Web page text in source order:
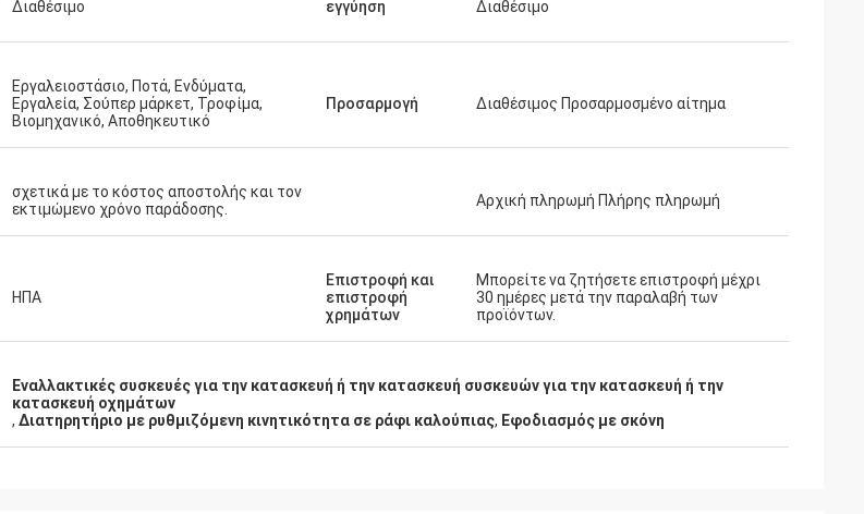
Διαθέσιμο εγγύηση Διαθέσιμο
Εργαλειοστάσιο, Ποτά, Ενδύματα,
Εργαλεία, Σούπερ μάρκετ, Τροφίμα,
Βιομηχανικό, Αποθηκευτικό
Προσαρμογή Διαθέσιμος Προσαρμοσμένο αίτημα
σχετικά με το κόστος αποστολής και τον
εκτιμώμενο χρόνο παράδοσης.
Αρχική πληρωμή Πλήρης πληρωμή
ΗΠΑ
Επιστροφή και
επιστροφή
χρημάτων
Μπορείτε να ζητήσετε επιστροφή μέχρι
30 ημέρες μετά την παραλαβή των
προϊόντων.
Εναλλακτικές συσκευές για την κατασκευή ή την κατασκευή συσκευών για την κατασκευή ή την
κατασκευή οχημάτων
, Διατηρητήριο με ρυθμιζόμενη κινητικότητα σε ράφι καλούπιας, Εφοδιασμός με σκόνη